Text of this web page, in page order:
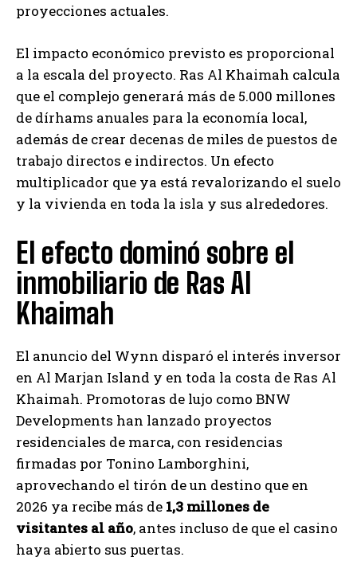
proyecciones actuales.
El impacto económico previsto es proporcional
a la escala del proyecto. Ras Al Khaimah calcula
que el complejo generará más de 5.000 millones
de dírhams anuales para la economía local,
además de crear decenas de miles de puestos de
trabajo directos e indirectos. Un efecto
multiplicador que ya está revalorizando el suelo
y la vivienda en toda la isla y sus alrededores.
El efecto dominó sobre el
inmobiliario de Ras Al
Khaimah
El anuncio del Wynn disparó el interés inversor
en Al Marjan Island y en toda la costa de Ras Al
Khaimah. Promotoras de lujo como BNW
Developments han lanzado proyectos
residenciales de marca, con residencias
firmadas por Tonino Lamborghini,
aprovechando el tirón de un destino que en
2026 ya recibe más de 1,3 millones de
visitantes al año, antes incluso de que el casino
haya abierto sus puertas.